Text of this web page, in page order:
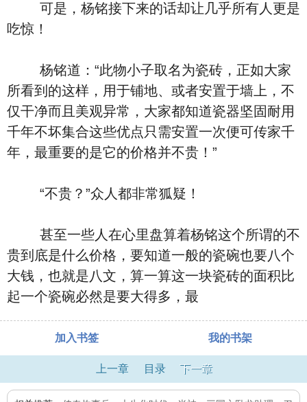
可是，杨铭接下来的话却让几乎所有人更是
吃惊！
杨铭道：“此物小子取名为瓷砖，正如大家
所看到的这样，用于铺地、或者安置于墙上，不
仅干净而且美观异常，大家都知道瓷器坚固耐用
千年不坏集合这些优点只需安置一次便可传家千
年，最重要的是它的价格并不贵！”
“不贵？”众人都非常狐疑！
甚至一些人在心里盘算着杨铭这个所谓的不
贵到底是什么价格，要知道一般的瓷碗也要八个
大钱，也就是八文，算一算这一块瓷砖的面积比
起一个瓷碗必然是要大得多，最
加入书签 我的书架
上一章 目录 下一章